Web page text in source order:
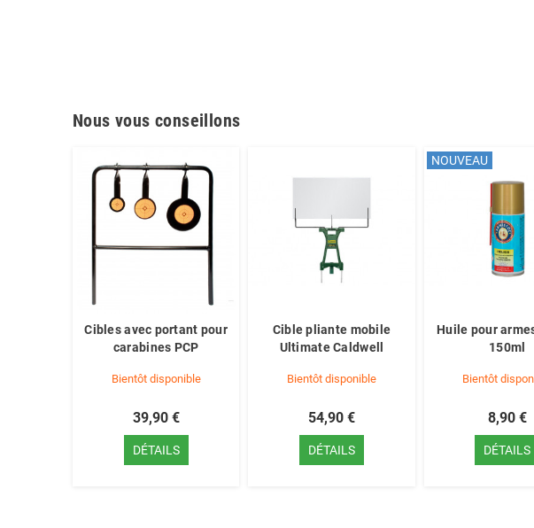
Nous vous conseillons
Cibles avec portant pour
carabines PCP
Bientôt disponible
39,90 €
DÉTAILS
Cible pliante mobile
Ultimate Caldwell
Bientôt disponible
54,90 €
DÉTAILS
NOUVEAU
Huile pour
150ml
Bientôt
8,90 €
DÉTAILS